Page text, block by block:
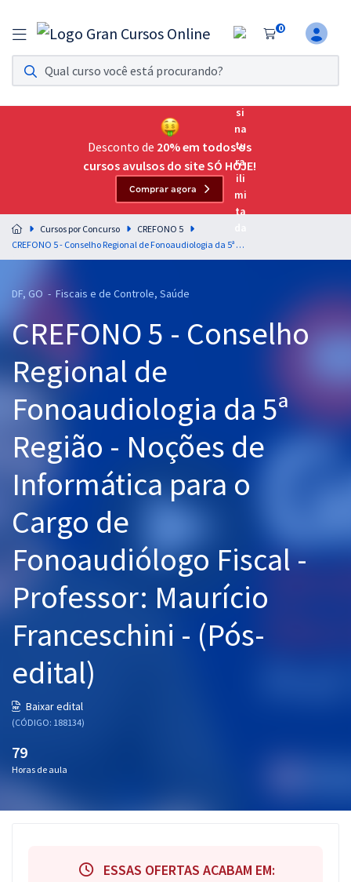
0
Assinatura Ilimitada 11
Acesso a todos os cursos. Teste grátis por 7 dias!
Assinatura OAB Até Passar
Acesso ilimitado a toda preparação para o Exame da
Residências Multiprofissionais
Preparação completa e intensiva para as principais
residências em saúde do Brasil
Cursos 20% OFF
Pós
Graduação
OAB
Mentorias
Questões grátis
Aprovados
Desconto de 20% em todos os
cursos avulsos do site SÓ HOJE!
Comprar agora
Cursos por Concurso
CREFONO 5
CREFONO 5 - Conselho Regional de Fonoaudiologia da 5ª Região - Noções de Informática para o Cargo de Fonoaudiólogo Fiscal - Professor: Maurício Franceschini - (Pós-edital)
DF, GO - Fiscais e de Controle, Saúde
CREFONO 5 - Conselho
Regional de
Fonoaudiologia da 5ª
Região - Noções de
Informática para o
Cargo de
Fonoaudiólogo Fiscal -
Professor: Maurício
Franceschini - (Pós-
edital)
Baixar edital
(CÓDIGO: 188134)
79
Horas de aula
ESSAS OFERTAS ACABAM EM: